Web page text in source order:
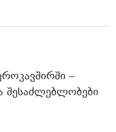
–
ᲨᲔᲡᲐᲫᲚᲔᲑᲚᲝᲑᲔᲑᲘ